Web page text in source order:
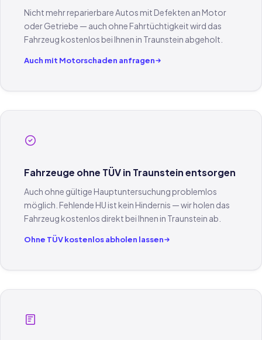
Nicht mehr reparierbare Autos mit Defekten an Motor
oder Getriebe — auch ohne Fahrtüchtigkeit wird das
Fahrzeug kostenlos bei Ihnen in Traunstein abgeholt.
Auch mit Motorschaden anfragen
Fahrzeuge ohne TÜV in Traunstein entsorgen
Auch ohne gültige Hauptuntersuchung problemlos
möglich. Fehlende HU ist kein Hindernis — wir holen das
Fahrzeug kostenlos direkt bei Ihnen in Traunstein ab.
Ohne TÜV kostenlos abholen lassen